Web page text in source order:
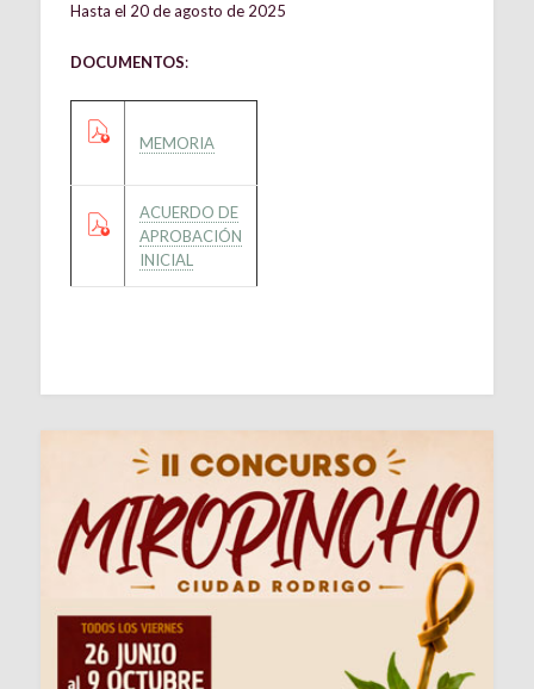
Hasta el 20 de agosto de 2025
DOCUMENTOS:
MEMORIA
ACUERDO DE
APROBACIÓN
INICIAL